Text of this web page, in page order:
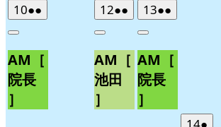
102026
年
月
10
日
●●
件
イ
ト)
Close
AM［
院長
］
122026
年
月
12
日
●●
件
イ
ベ
ト)
Close
AM［
池田
］
132026
年
月
13
日
●●
件
イ
ト)
Close
AM［
院長
］
2026